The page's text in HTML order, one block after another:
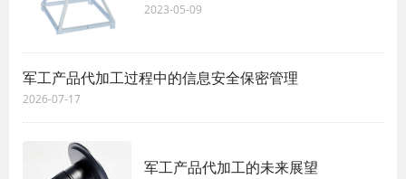
2023-05-09
军工产品代加工过程中的信息安全保密管理
2026-07-17
军工产品代加工的未来展望